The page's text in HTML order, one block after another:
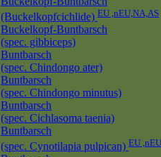
(Buckelkopfcichlide) EU ,nEU,NA,AS
Buckelkopf-Buntbarsch
(spec. gibbiceps)
Buntbarsch
(spec. Chindongo ater)
Buntbarsch
(spec. Chindongo minutus)
Buntbarsch
(spec. Cichlasoma taenia)
Buntbarsch
(spec. Cynotilapia pulpican) EU ,nEU